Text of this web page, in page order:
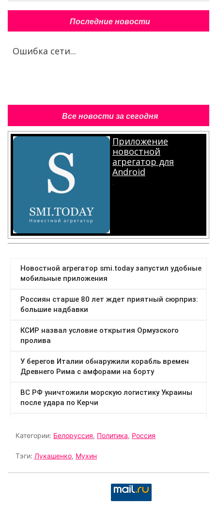
Последние новости
Ошибка сети...
Все новости за сегодня
Приложение
новостной
агрегатор для
Android
.
Категории: Белоруссия, Политика, Россия
Тэги: Лукашенко, Мухин